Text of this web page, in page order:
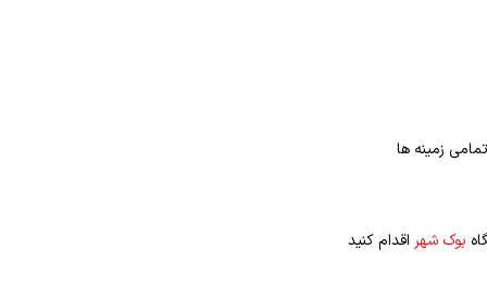
زمینه ها
بوک شهر اقدام کنید